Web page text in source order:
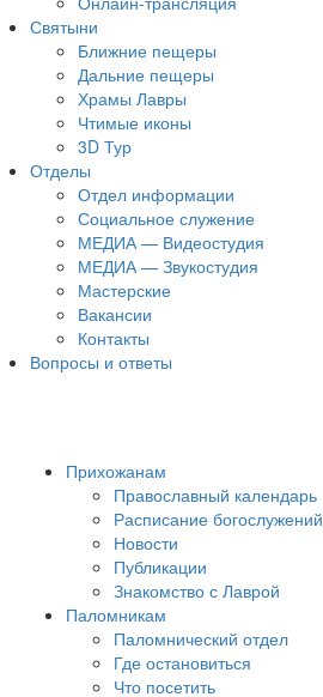
Святыни
Ближние пещеры
Дальние пещеры
Храмы Лавры
Чтимые иконы
3D Тур
Отделы
Отдел информации
Социальное служение
МЕДИА — Видеостудия
МЕДИА — Звукостудия
Мастерские
Вакансии
Контакты
Вопросы и ответы
Прихожанам
Православный календарь
Расписание богослужений
Новости
Публикации
Знакомство с Лаврой
Паломникам
Паломнический отдел
Где остановиться
Что посетить